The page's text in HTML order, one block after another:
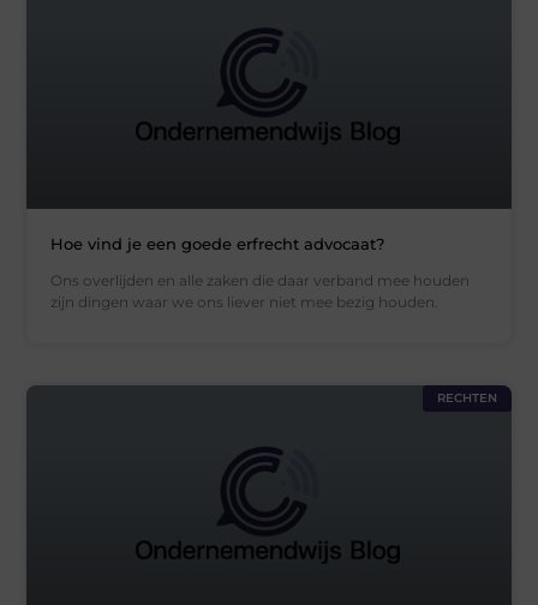
Hoe vind je een goede erfrecht advocaat?
Ons overlijden en alle zaken die daar verband mee houden
zijn dingen waar we ons liever niet mee bezig houden.
RECHTEN